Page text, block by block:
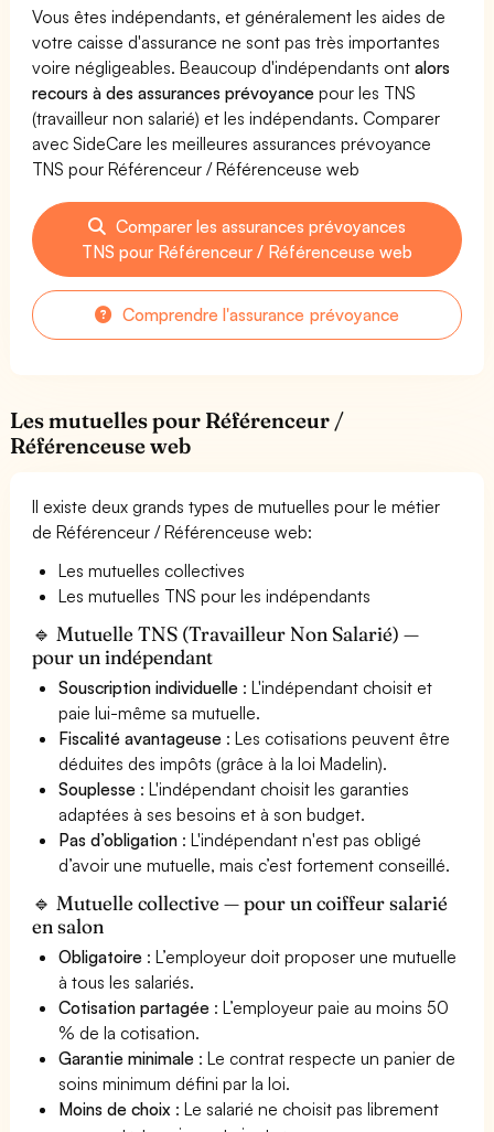
Vous êtes indépendants, et généralement les aides de
votre caisse d'assurance ne sont pas très importantes
voire négligeables. Beaucoup d'indépendants ontalors
recours à des assurances prévoyance pour les TNS
(travailleur non salarié) et les indépendants. Comparer
avec SideCare les meilleures assurances prévoyance
TNS pour Référenceur / Référenceuse web
Comparer les assurances prévoyances
TNS pour Référenceur / Référenceuse web
Comprendre l'assurance prévoyance
Les mutuelles pour Référenceur /
Référenceuse web
Il existe deux grands types de mutuelles pour le métier
de Référenceur / Référenceuse web:
Les mutuelles collectives
Les mutuelles TNS pour les indépendants
🔹 Mutuelle TNS (Travailleur Non Salarié) —
pour un indépendant
Souscription individuelle : L'indépendant choisit et
paie lui-même sa mutuelle.
Fiscalité avantageuse : Les cotisations peuvent être
déduites des impôts (grâce à la loi Madelin).
Souplesse : L'indépendant choisit les garanties
adaptées à ses besoins et à son budget.
Pas d’obligation : L'indépendant n'est pas obligé
d’avoir une mutuelle, mais c’est fortement conseillé.
🔹 Mutuelle collective — pour un coiffeur salarié
en salon
Obligatoire : L’employeur doit proposer une mutuelle
à tous les salariés.
Cotisation partagée : L’employeur paie au moins 50
% de la cotisation.
Garantie minimale : Le contrat respecte un panier de
soins minimum défini par la loi.
Moins de choix : Le salarié ne choisit pas librement